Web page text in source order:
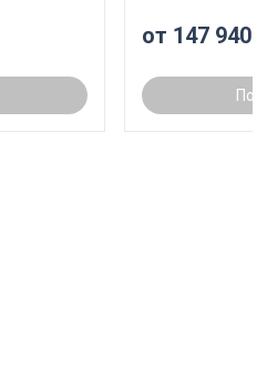
от 147 940